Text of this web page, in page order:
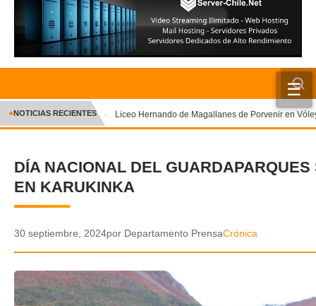
☰
INICIO
CRÓNICA
DEPORTES
POLICIAL
AUDIOS
✕
●NOTICIAS RECIENTES Liceo Hernando de Magallanes de Porvenir en
DÍA NACIONAL DEL
EN KARUKINKA
30 septiembre, 2024por Departamento PrensaCrónica